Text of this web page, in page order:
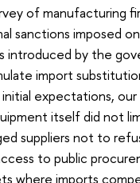
of manufacturing
sanctions imposed
introduced by the
import
expectations,
itself did not
suppliers not to
to public
where imports